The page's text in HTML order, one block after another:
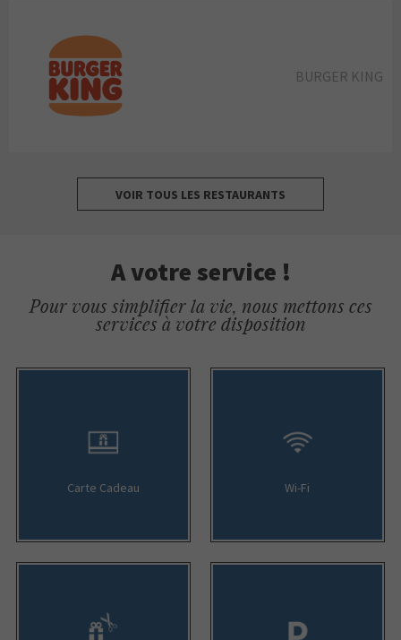
BURGER KING
VOIR TOUS LES RESTAURANTS
A votre service !
Pour vous simplifier la vie, nous mettons ces
services à votre disposition
Carte Cadeau Wi-Fi